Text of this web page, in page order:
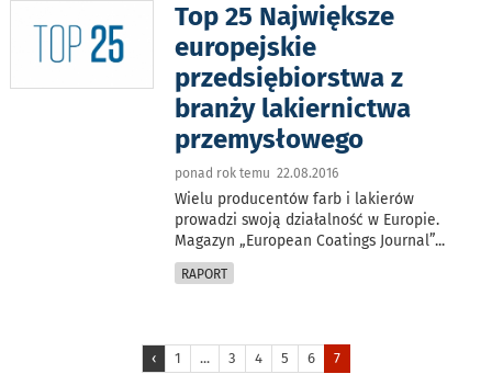
Top 25 Największe
europejskie
przedsiębiorstwa z
branży lakiernictwa
przemysłowego
ponad rok temu 22.08.2016
Wielu producentów farb i lakierów
prowadzi swoją działalność w Europie.
Magazyn „European Coatings Journal”...
RAPORT
‹ 1 ... 3 4 5 6 7